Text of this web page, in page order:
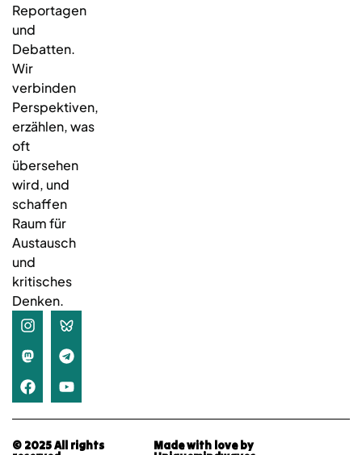
Reportagen
und
Debatten.
Wir
verbinden
Perspektiven,
erzählen, was
oft
übersehen
wird, und
schaffen
Raum für
Austausch
und
kritisches
Denken.
© 2025 All rights Made with love by